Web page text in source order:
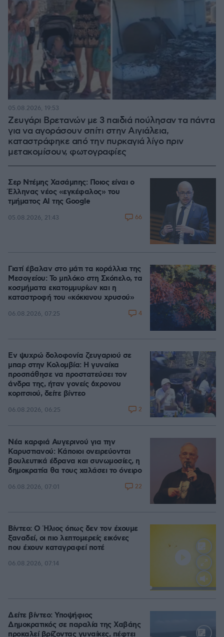
Ζευγάρι Βρετανών με 3 παιδιά πούλησαν τα πάντα
για να αγοράσουν σπίτι στην Αιγιάλεια,
καταστράφηκε από την πυρκαγιά λίγο πριν
μετακομίσουν, φωτογραφίες
05.08.2026, 19:53
Σερ Ντέμης Χασάμπης: Ποιος είναι ο
Έλληνας νέος «εγκέφαλος» του
τμήματος AI της Google
05.08.2026, 21:43 66
Γιατί έβαλαν στο μάτι τα κοράλλια της
Μεσογείου: Το μπλόκο στη Σκόπελο, τα
κοσμήματα εκατομμυρίων και η
καταστροφή του «κόκκινου χρυσού»
06.08.2026, 07:25 4
Εν ψυχρώ δολοφονία ζευγαριού σε
μπαρ στην Κολομβία: Η γυναίκα
προσπάθησε να προστατεύσει τον
άνδρα της, ήταν γονείς 6χρονου
κοριτσιού, δείτε βίντεο
06.08.2026, 06:25 2
Νέα καρφιά Αυγερινού για την
Καρυστιανού: Kάποιοι ονειρεύονται
βουλευτικά έδρανα και συνωμοσίες, η
δημοκρατία θα τους χαλάσει το όνειρο
06.08.2026, 07:01 22
Loaded:
Βίντεο: Ο Ήλιος όπως δεν τον έχουμε
ξαναδεί, οι πιο λεπτομερείς εικόνες
που έχουν καταγραφεί ποτέ
06.08.2026, 07:14
Δείτε βίντεο: Υποψήφιος
Δημοκρατικός σε παραλία της Χαβάης
προκαλεί βρίζοντας γυναίκες, πέφτει